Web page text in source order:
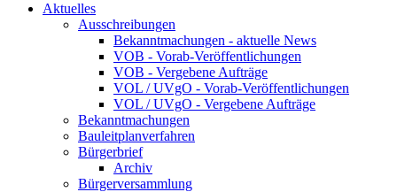
Aktuelles
Ausschreibungen
Bekanntmachungen - aktuelle News
VOB - Vorab-Veröffentlichungen
VOB - Vergebene Aufträge
VOL / UVgO - Vorab-Veröffentlichungen
VOL / UVgO - Vergebene Aufträge
Bekanntmachungen
Bauleitplanverfahren
Bürgerbrief
Archiv
Bürgerversammlung